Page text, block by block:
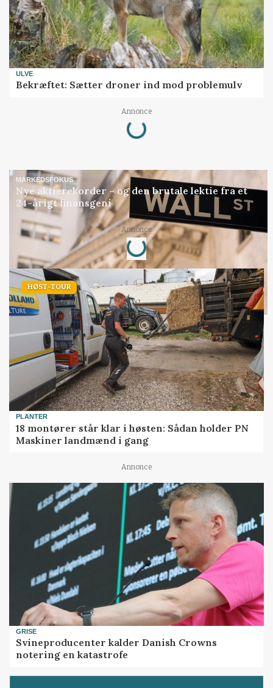
ULVE
Bekræftet: Sætter droner ind mod problemulv
Annonce
Loading...
MARKEDSFOKUS
Nye aktierekorder – og den brutale lektie fra et
24-årigt finansgeni
Annonce
Loading...
HØST-TOUR
PLANTER
18 montører står klar i høsten: Sådan holder PN
Maskiner landmænd i gang
Annonce
GRISE
Svineproducenter kalder Danish Crowns
notering en katastrofe